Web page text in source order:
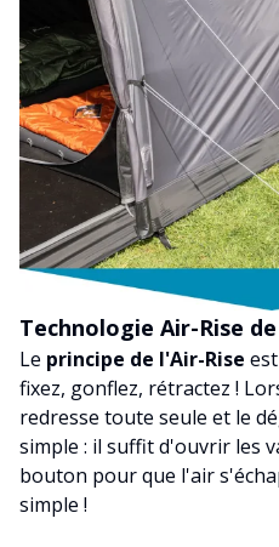
Technologie Air-Rise
Le principe de l'Air-Rise
fixez, gonflez, rétractez !
redresse toute seule et le
simple : il suffit d'ouvrir les
bouton pour que l'air
simple !